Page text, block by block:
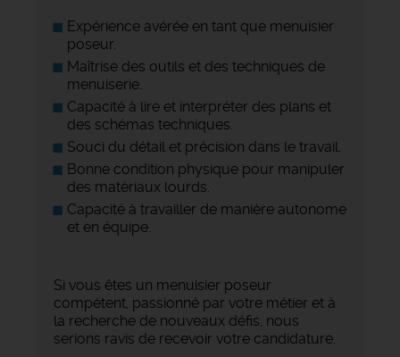
Expérience avérée en tant que menuisier
poseur.
Maîtrise des outils et des techniques de
menuiserie.
Capacité à lire et interpréter des plans et
des schémas techniques.
Souci du détail et précision dans le travail.
Bonne condition physique pour manipuler
des matériaux lourds.
Capacité à travailler de manière autonome
et en équipe.
Si vous êtes un menuisier poseur
compétent, passionné par votre métier et à
la recherche de nouveaux défis, nous
serions ravis de recevoir votre candidature.